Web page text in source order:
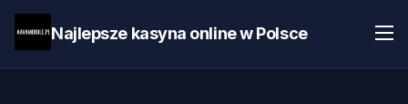
Najlepsze kasyna online w Polsce